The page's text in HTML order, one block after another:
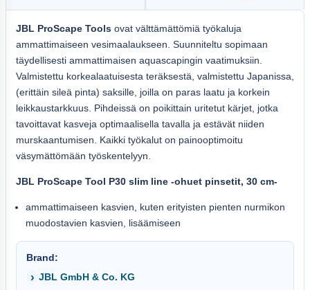
JBL ProScape Tools ovat välttämättömiä työkaluja
ammattimaiseen vesimaalaukseen. Suunniteltu sopimaan
täydellisesti ammattimaisen aquascapingin vaatimuksiin.
Valmistettu korkealaatuisesta teräksestä, valmistettu Japanissa,
(erittäin sileä pinta) saksille, joilla on paras laatu ja korkein
leikkaustarkkuus. Pihdeissä on poikittain uritetut kärjet, jotka
tavoittavat kasveja optimaalisella tavalla ja estävät niiden
murskaantumisen. Kaikki työkalut on painooptimoitu
väsymättömään työskentelyyn.
JBL ProScape Tool P30 slim line -ohuet pinsetit, 30 cm-
ammattimaiseen kasvien, kuten erityisten pienten nurmikon
muodostavien kasvien, lisäämiseen
Brand:
JBL GmbH & Co. KG